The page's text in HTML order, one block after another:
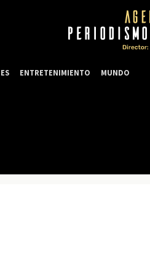
ENTRETENIMIENTO MUNDO